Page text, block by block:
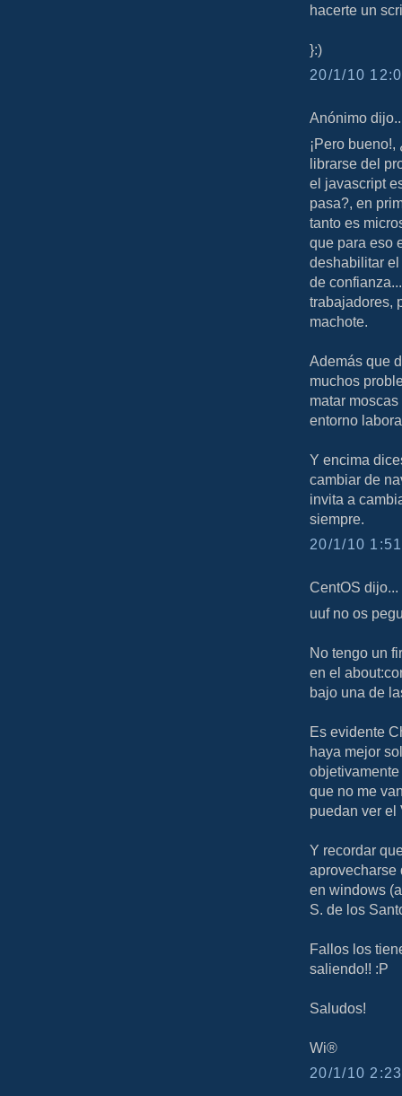
hacerte un
}:)
20/1/10
Anónimo
¡Pero
librarse del
el javascript
pasa?, en
tanto es
que para eso
deshabilitar
de
trabajadores,
machote.
Además que
muchos
matar
entorno
Y encima
cambiar de
invita a
siempre.
20/1/10
CentOS dijo...
uuf no os
No tengo un
en el
bajo una de
Es evidente
haya mejor
que no me
puedan ver el
Y recordar
aprovecharse
en windows
S. de los
Fallos los
saliendo!! :P
Saludos!
Wi®
20/1/10